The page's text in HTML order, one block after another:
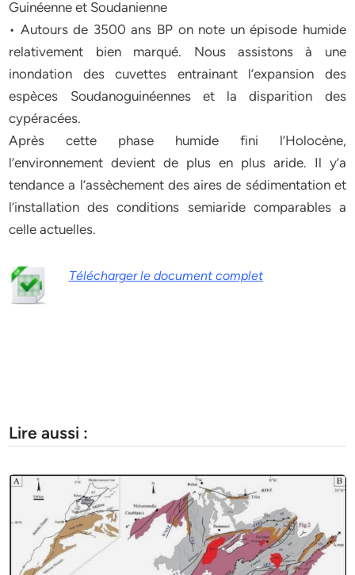
Guinéenne et Soudanienne
• Autours de 3500 ans BP on note un épisode humide
relativement bien marqué. Nous assistons à une
inondation des cuvettes entrainant l’expansion des
espèces Soudanoguinéennes et la disparition des
cypéracées.
Après cette phase humide fini l’Holocène,
l’environnement devient de plus en plus aride. Il y’a
tendance a l’assèchement des aires de sédimentation et
l’installation des conditions semiaride comparables a
celle actuelles.
Télécharger le document complet
Lire aussi :